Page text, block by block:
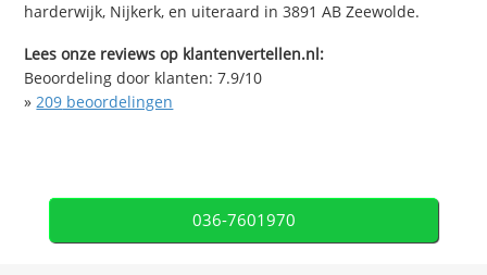
harderwijk, Nijkerk, en uiteraard in 3891 AB Zeewolde.
Lees onze reviews op klantenvertellen.nl:
Beoordeling door klanten:7.9/10
»209 beoordelingen
036-7601970